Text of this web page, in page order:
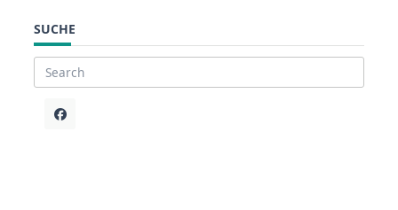
SUCHE
Search